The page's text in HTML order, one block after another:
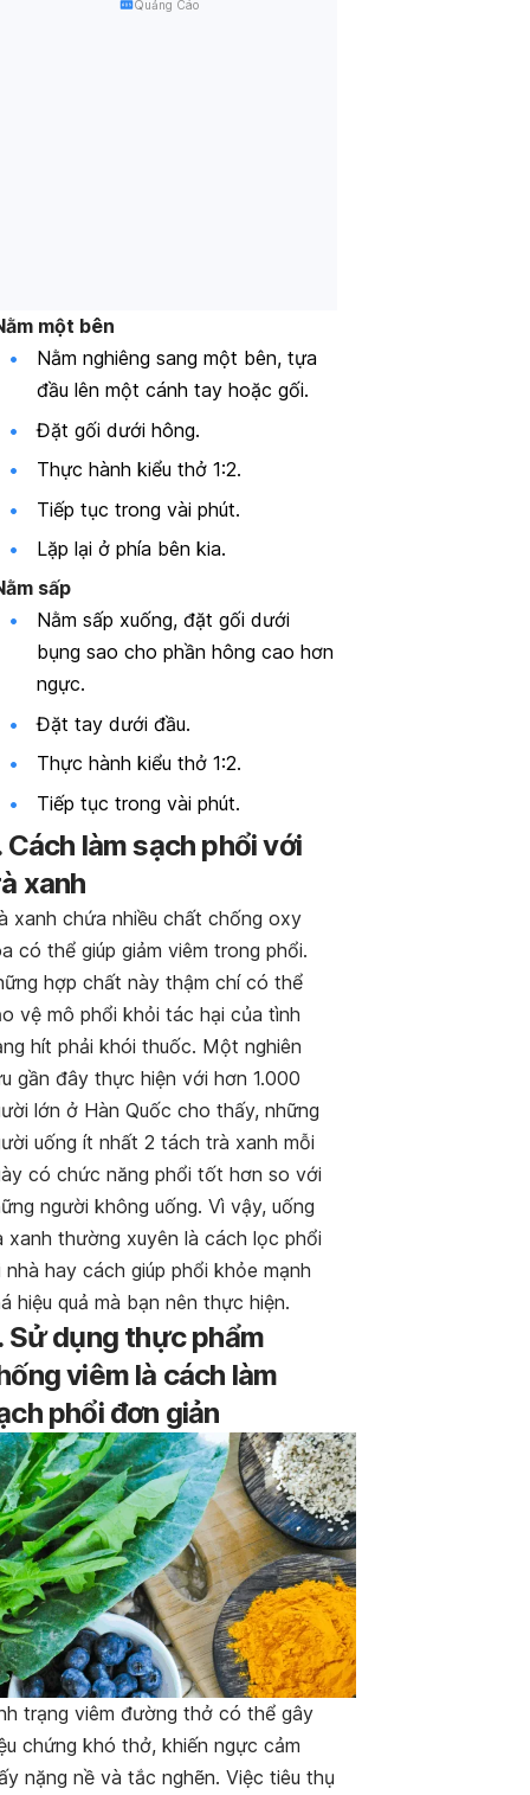
Quảng Cáo
một bên
Nằm nghiêng sang một bên, tựa
đầu lên một cánh tay hoặc gối.
Đặt gối dưới hông.
Thực hành kiểu thở 1:2.
Tiếp tục trong vài phút.
Lặp lại ở phía bên kia.
sấp
Nằm sấp xuống, đặt gối dưới
bụng sao cho phần hông cao hơn
ngực.
Đặt tay dưới đầu.
Thực hành kiểu thở 1:2.
Tiếp tục trong vài phút.
Cách làm sạch phổi với
xanh
xanh chứa nhiều chất chống oxy
có thể giúp giảm viêm trong phổi.
hợp chất này thậm chí có thể
vệ mô phổi khỏi tác hại của tình
hít phải khói thuốc. Một nghiên
gần đây thực hiện với hơn 1.000
lớn ở Hàn Quốc cho thấy, những
uống ít nhất 2 tách trà xanh mỗi
có chức năng phổi tốt hơn so với
người không uống. Vì vậy, uống
xanh thường xuyên là cách lọc phổi
nhà hay cách giúp phổi khỏe mạnh
hiệu quả mà bạn nên thực hiện.
Sử dụng thực phẩm
viêm là cách làm
phổi đơn giản
trạng viêm đường thở có thể gây
chứng khó thở, khiến ngực cảm
nặng nề và tắc nghẽn. Việc tiêu thụ